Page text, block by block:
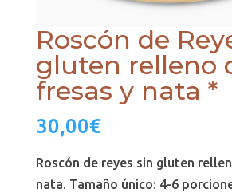
Roscón de
gluten relleno
fresas y nata *
30,00€
Roscón de reyes sin gluten
nata. Tamaño único: 4-6